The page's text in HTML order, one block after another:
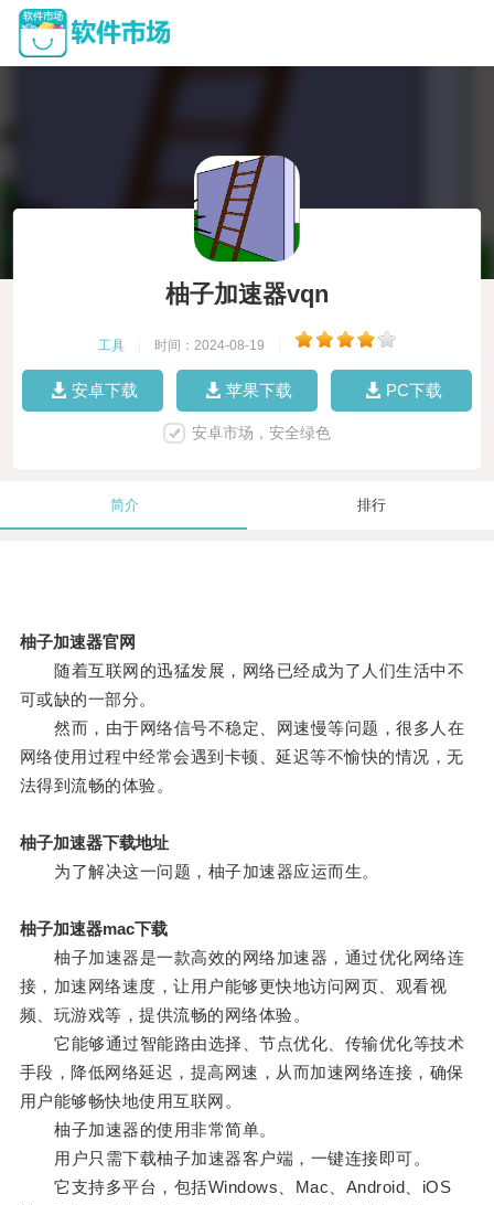
柚子加速器vqn
工具 时间：2024-08-19
安卓下载 苹果下载 PC下载
安卓市场，安全绿色
简介 排行
柚子加速器官网
随着互联网的迅猛发展，网络已经成为了人们生活中不
可或缺的一部分。
然而，由于网络信号不稳定、网速慢等问题，很多人在
网络使用过程中经常会遇到卡顿、延迟等不愉快的情况，无
法得到流畅的体验。
柚子加速器下载地址
为了解决这一问题，柚子加速器应运而生。
柚子加速器mac下载
柚子加速器是一款高效的网络加速器，通过优化网络连
接，加速网络速度，让用户能够更快地访问网页、观看视
频、玩游戏等，提供流畅的网络体验。
它能够通过智能路由选择、节点优化、传输优化等技术
手段，降低网络延迟，提高网速，从而加速网络连接，确保
用户能够畅快地使用互联网。
柚子加速器的使用非常简单。
用户只需下载柚子加速器客户端，一键连接即可。
它支持多平台，包括Windows、Mac、Android、iOS